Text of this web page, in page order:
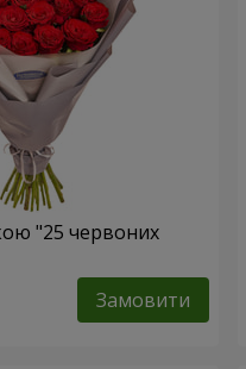
"25 червоних
Замовити